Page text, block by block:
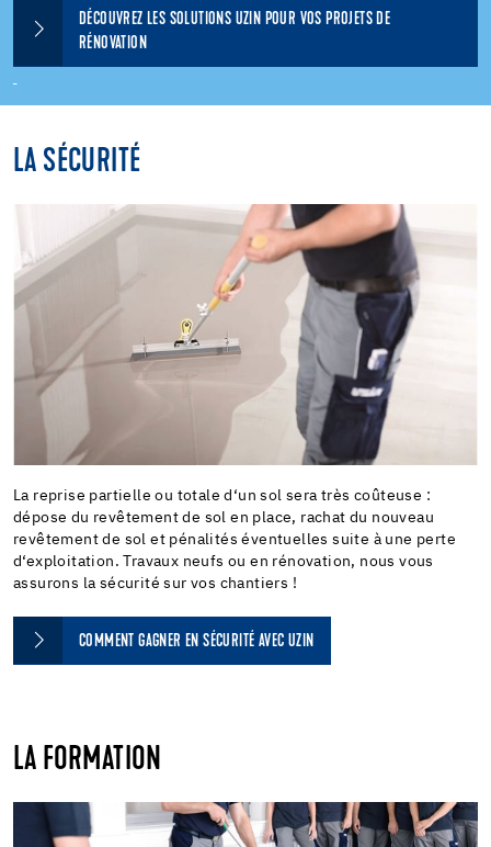
DÉCOUVREZ LES SOLUTIONS UZIN POUR VOS PROJETS DE
RÉNOVATION
LA SÉCURITÉ
La reprise partielle ou totale d‘un sol sera très coûteuse :
dépose du revêtement de sol en place, rachat du nouveau
revêtement de sol et pénalités éventuelles suite à une perte
d‘exploitation. Travaux neufs ou en rénovation, nous vous
assurons la sécurité sur vos chantiers !
COMMENT GAGNER EN SÉCURITÉ AVEC UZIN
LA FORMATION